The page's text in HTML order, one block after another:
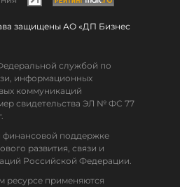
защищены АО «ДП Бизнес
службой по
информационных
коммуникаций
свидетельства ЭЛ № ФС 77
поддержке
развития, связи и
Российской Федерации.
применяются